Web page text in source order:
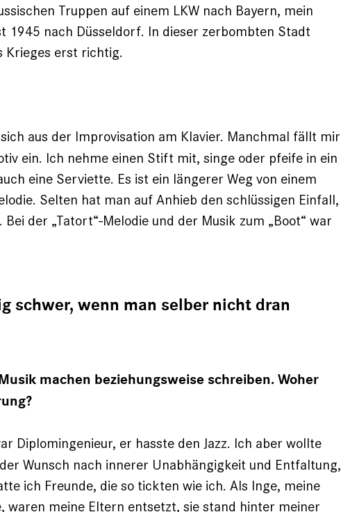
Truppen auf einem LKW nach Bayern, mein
1945 nach Düsseldorf. In dieser zerbombten Stadt
Krieges erst richtig.
aus der Improvisation am Klavier. Manchmal fällt mir
ein. Ich nehme einen Stift mit, singe oder pfeife in ein
eine Serviette. Es ist ein längerer Weg von einem
Selten hat man auf Anhieb den schlüssigen Einfall,
der „Tatort“-Melodie und der Musik zum „Boot“ war
schwer, wenn man selber nicht dran
machen beziehungsweise schreiben. Woher
Diplomingenieur, er hasste den Jazz. Ich aber wollte
Wunsch nach innerer Unabhängigkeit und Entfaltung,
ich Freunde, die so tickten wie ich. Als Inge, meine
waren meine Eltern entsetzt, sie stand hinter meiner